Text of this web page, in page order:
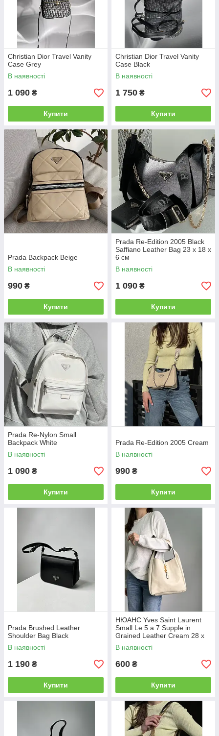
Christian Dior Travel Vanity
Case Grey
В наявності
1 090 ₴
Купити
Christian Dior Travel Vanity
Case Black
В наявності
1 750 ₴
Купити
Prada Backpack Beige
В наявності
990 ₴
Купити
Prada Re-Edition 2005 Black
Saffiano Leather Bag 23 х 18 х
6 см
В наявності
1 090 ₴
Купити
Prada Re-Nylon Small
Backpack White
В наявності
1 090 ₴
Купити
Prada Re-Edition 2005 Cream
В наявності
990 ₴
Купити
Prada Brushed Leather
Shoulder Bag Black
В наявності
1 190 ₴
Купити
НЮАНС Yves Saint Laurent
Small Le 5 a 7 Supple in
Grained Leather Cream 28 х
28 х 8 см
В наявності
600 ₴
Купити